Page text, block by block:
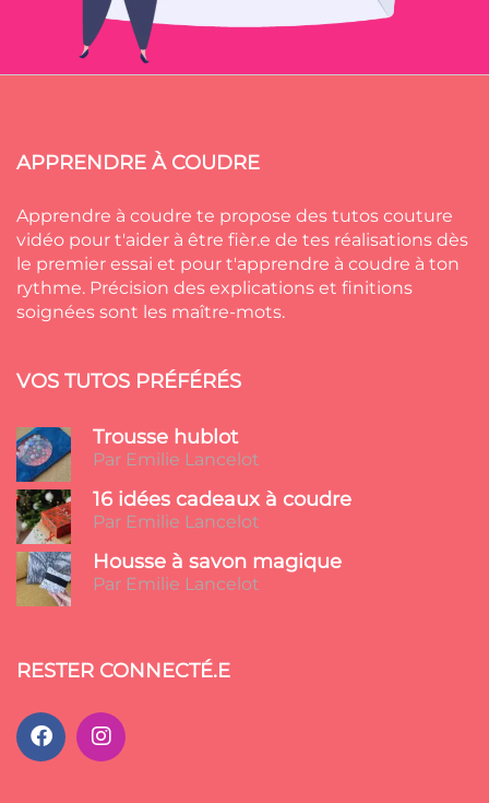
APPRENDRE À COUDRE
Apprendre à coudre te propose des tutos couture
vidéo pour t'aider à être fièr.e de tes réalisations dès
le premier essai et pour t'apprendre à coudre à ton
rythme. Précision des explications et finitions
soignées sont les maître-mots.
VOS TUTOS PRÉFÉRÉS
Trousse hublot
Par Emilie Lancelot
16 idées cadeaux à coudre
Par Emilie Lancelot
Housse à savon magique
Par Emilie Lancelot
RESTER CONNECTÉ.E